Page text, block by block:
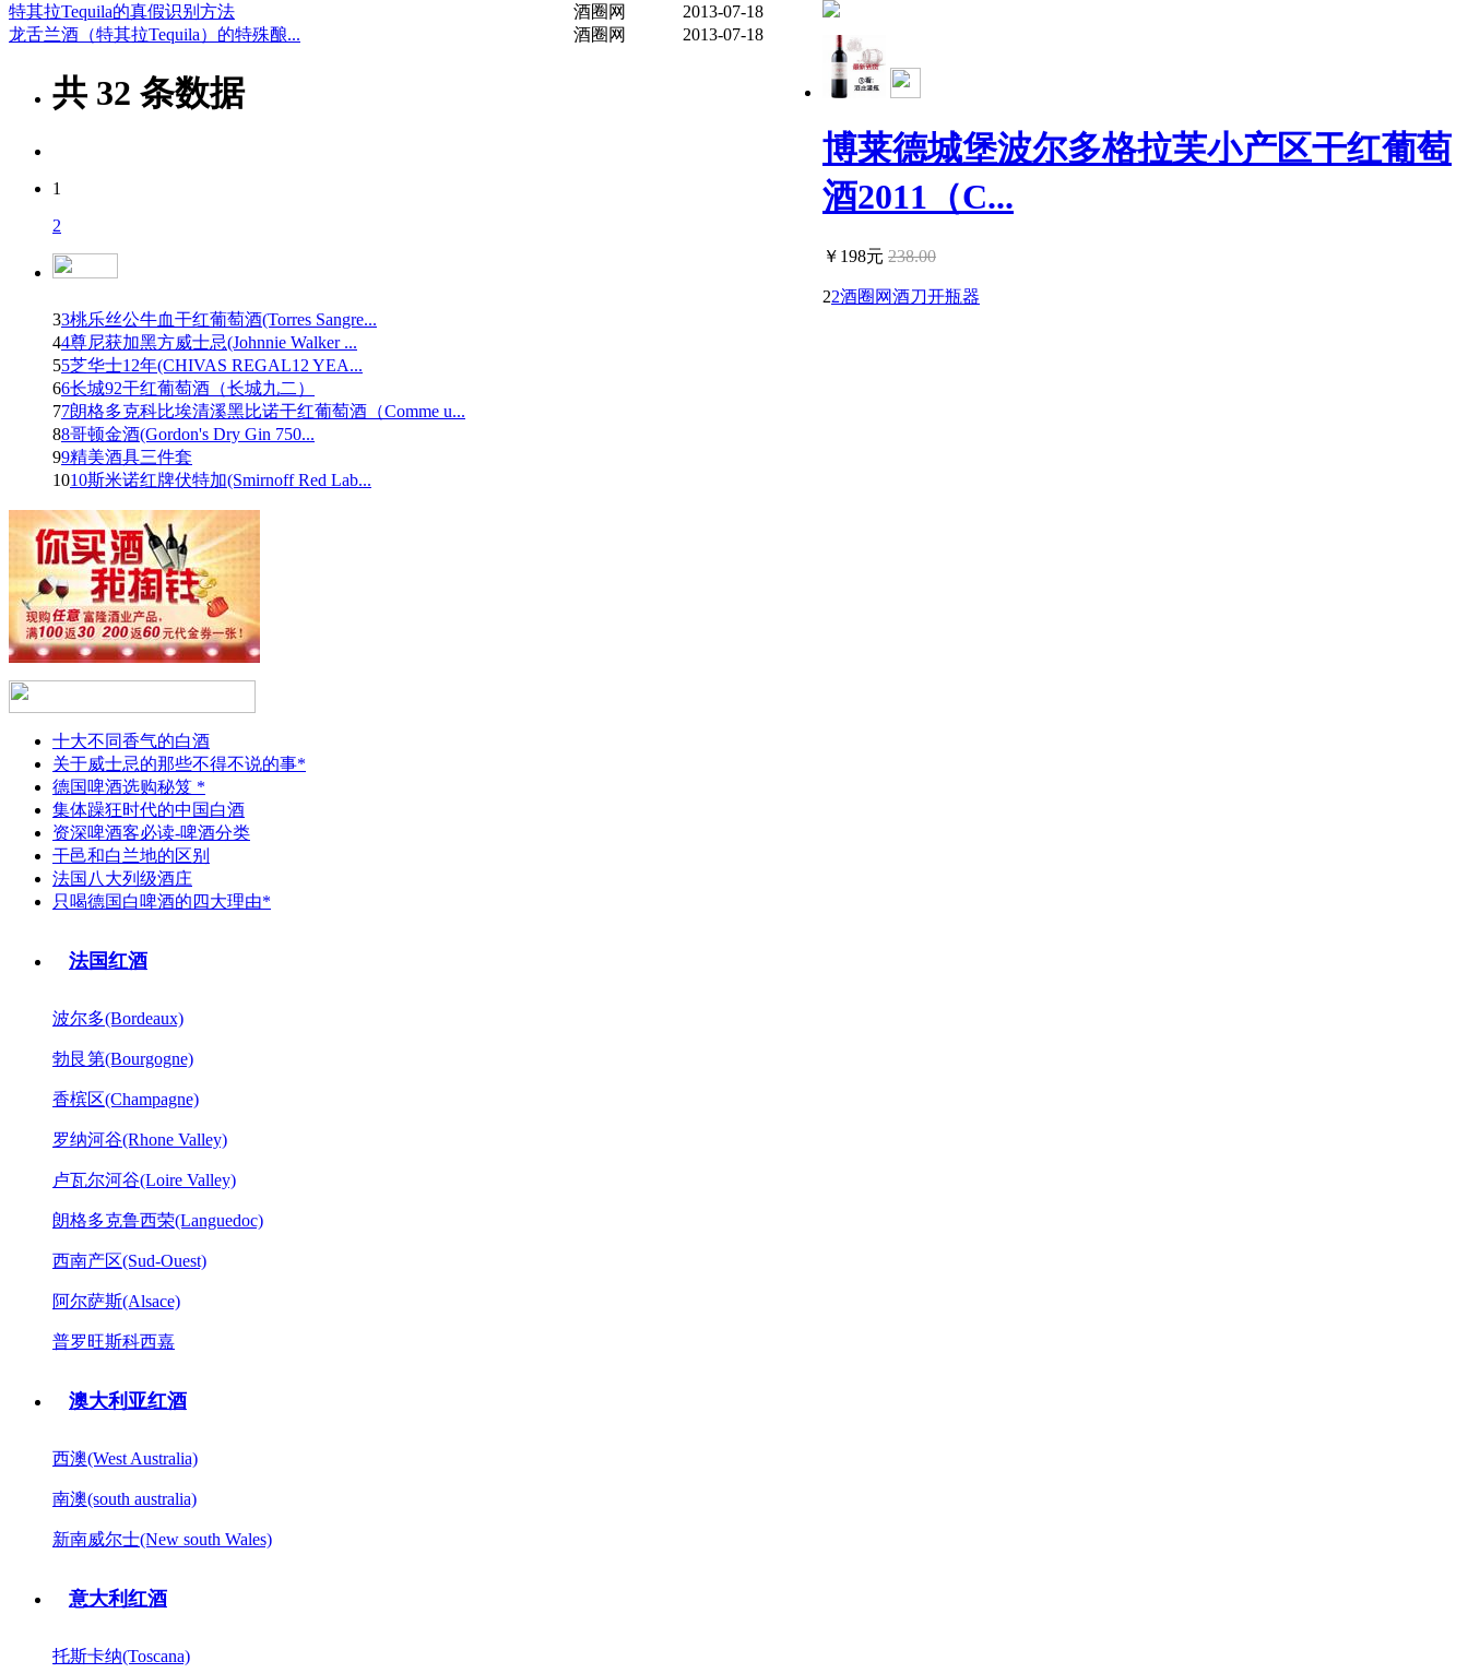
特其拉Tequila的真假识别方法
酒圈网
2013-07-18
龙舌兰酒（特其拉Tequila）的特殊酿...
酒圈网 2013-07-18
共 32 条数据
1
2
博莱德城堡波尔多格拉芙小产区干红葡萄
酒2011（C...
￥198元 238.00
22酒圈网酒刀开瓶器
33桃乐丝公牛血干红葡萄酒(Torres Sangre...
44尊尼获加黑方威士忌(Johnnie Walker ...
55芝华士12年(CHIVAS REGAL12 YEA...
66长城92干红葡萄酒（长城九二）
77朗格多克科比埃清溪黑比诺干红葡萄酒（Comme u...
88哥顿金酒(Gordon's Dry Gin 750...
99精美酒具三件套
1010斯米诺红牌伏特加(Smirnoff Red Lab...
十大不同香气的白酒
关于威士忌的那些不得不说的事*
德国啤酒选购秘笈 *
集体躁狂时代的中国白酒
资深啤酒客必读-啤酒分类
干邑和白兰地的区别
法国八大列级酒庄
只喝德国白啤酒的四大理由*
法国红酒
波尔多(Bordeaux)
勃艮第(Bourgogne)
香槟区(Champagne)
罗纳河谷(Rhone Valley)
卢瓦尔河谷(Loire Valley)
朗格多克鲁西荣(Languedoc)
西南产区(Sud-Ouest)
阿尔萨斯(Alsace)
普罗旺斯科西嘉
澳大利亚红酒
西澳(West Australia)
南澳(south australia)
新南威尔士(New south Wales)
意大利红酒
托斯卡纳(Toscana)